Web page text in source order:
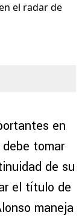
el radar de
en
tomar
de su
el título de
maneja